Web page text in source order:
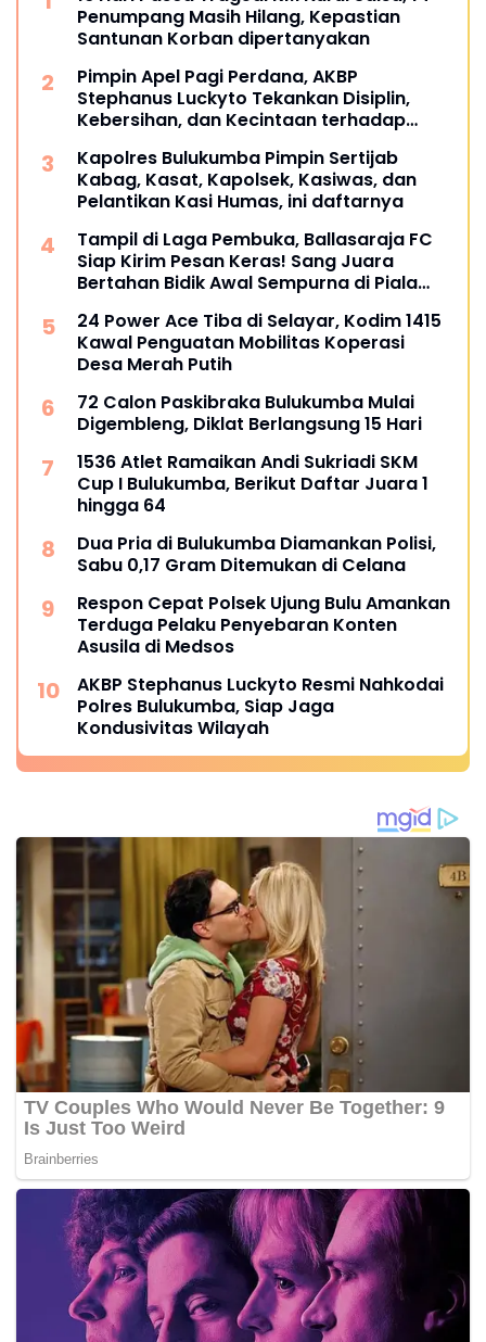
Penumpang Masih Hilang, Kepastian
Santunan Korban dipertanyakan
Pimpin Apel Pagi Perdana, AKBP
Stephanus Luckyto Tekankan Disiplin,
Kebersihan, dan Kecintaan terhadap
Kapolres Bulukumba Pimpin Sertijab
Kabag, Kasat, Kapolsek, Kasiwas, dan
Pelantikan Kasi Humas, ini daftarnya
Tampil di Laga Pembuka, Ballasaraja FC
Siap Kirim Pesan Keras! Sang Juara
Bertahan Bidik Awal Sempurna di Piala
24 Power Ace Tiba di Selayar, Kodim 1415
Kawal Penguatan Mobilitas Koperasi
Desa Merah Putih
72 Calon Paskibraka Bulukumba Mulai
Digembleng, Diklat Berlangsung 15 Hari
1536 Atlet Ramaikan Andi Sukriadi SKM
Cup I Bulukumba, Berikut Daftar Juara 1
hingga 64
Dua Pria di Bulukumba Diamankan Polisi,
Sabu 0,17 Gram Ditemukan di Celana
Respon Cepat Polsek Ujung Bulu Amankan
Terduga Pelaku Penyebaran Konten
Asusila di Medsos
AKBP Stephanus Luckyto Resmi Nahkodai
Polres Bulukumba, Siap Jaga
Kondusivitas Wilayah